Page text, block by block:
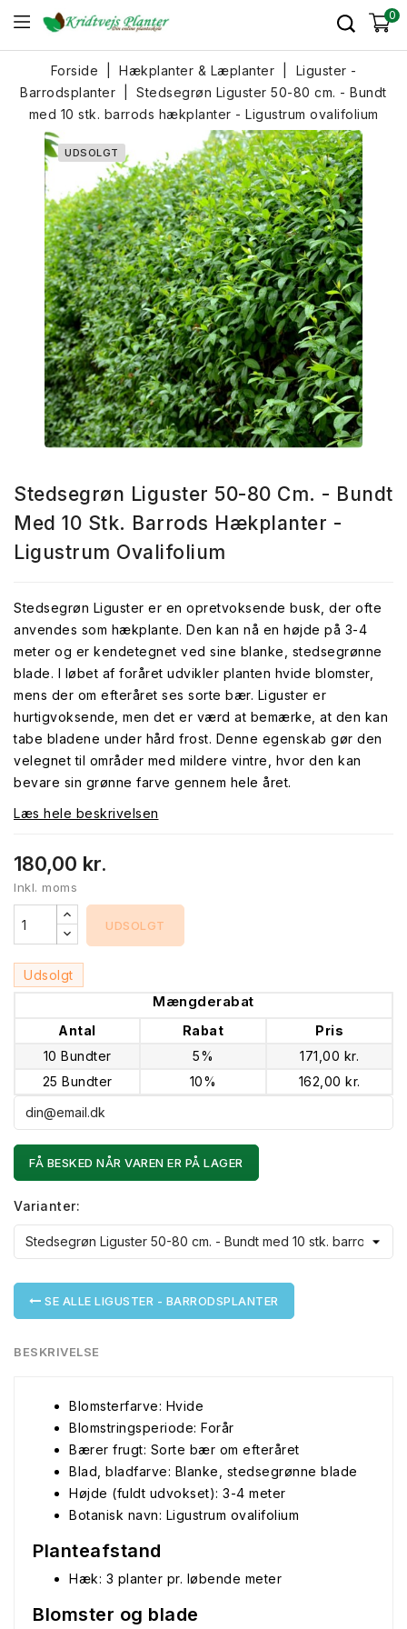
0
Forside Hækplanter & Læplanter
Liguster -
Barrodsplanter
Stedsegrøn Liguster 50-80 cm. - Bundt
med 10 stk. barrods hækplanter - Ligustrum ovalifolium
UDSOLGT
Stedsegrøn Liguster 50-80 Cm. - Bundt
Med 10 Stk. Barrods Hækplanter -
Ligustrum Ovalifolium
Stedsegrøn Liguster er en opretvoksende busk, der ofte
anvendes som hækplante. Den kan nå en højde på 3-4
meter og er kendetegnet ved sine blanke, stedsegrønne
blade. I løbet af foråret udvikler planten hvide blomster,
mens der om efteråret ses sorte bær. Liguster er
hurtigvoksende, men det er værd at bemærke, at den kan
tabe bladene under hård frost. Denne egenskab gør den
velegnet til områder med mildere vintre, hvor den kan
bevare sin grønne farve gennem hele året.
Læs hele beskrivelsen
180,00 kr.
Inkl. moms
UDSOLGT
Udsolgt
Mængderabat
Antal Rabat
Pris
10 Bundter
5%
171,00 kr.
25 Bundter
10% 162,00 kr.
FÅ BESKED NÅR VAREN ER PÅ LAGER
Varianter:
SE ALLE LIGUSTER - BARRODSPLANTER
BESKRIVELSE
Blomsterfarve: Hvide
Blomstringsperiode: Forår
Bærer frugt: Sorte bær om efteråret
Blad, bladfarve: Blanke, stedsegrønne blade
Højde (fuldt udvokset): 3-4 meter
Botanisk navn: Ligustrum ovalifolium
Planteafstand
Hæk: 3 planter pr. løbende meter
Blomster og blade